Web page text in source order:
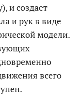
и создает
и рук в виде
модели.
всего